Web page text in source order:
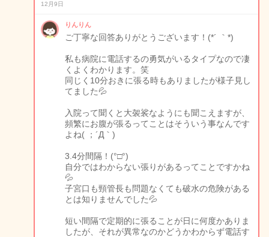
12月9日
りんりん
ご丁寧な回答ありがとうございます！(*´ ｀*)
私も病院に電話するの勇気がいるタイプなので凄
くよくわかります。笑
同じく10分おきに張る時もありましたが様子見し
てました💦
入院って聞くと大袈裟なようにも聞こえますが、
頻繁にお腹が張るってことはそういう事なんです
よね( ；´Д｀)
3.4分間隔！(°□°)
自分ではわからない張りがあるってことですかね
💦
子宮口も頸管長も問題なくても破水の危険がある
とは知りませんでした💦
短い間隔で定期的に張ることが日に何度かありま
したが、それが異常なのかどうかわからず電話す